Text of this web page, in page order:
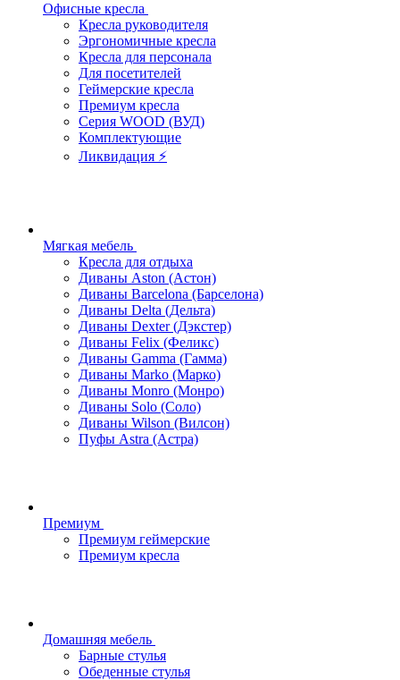
Офисные кресла
Кресла руководителя
Эргономичные кресла
Кресла для персонала
Для посетителей
Геймерские кресла
Премиум кресла
Серия WOOD (ВУД)
Комплектующие
Ликвидация ⚡
Мягкая мебель
Кресла для отдыха
Диваны Aston (Астон)
Диваны Barcelona (Барселона)
Диваны Delta (Дельта)
Диваны Dexter (Дэкстер)
Диваны Felix (Феликс)
Диваны Gamma (Гамма)
Диваны Marko (Марко)
Диваны Monro (Монро)
Диваны Solo (Соло)
Диваны Wilson (Вилсон)
Пуфы Astra (Астра)
Премиум
Премиум геймерские
Премиум кресла
Домашняя мебель
Барные стулья
Обеденные стулья